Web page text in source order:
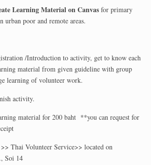
Learning Material on Canvasfor primary
urban poor and remote areas.
/Introduction to activity, get to know each
material from given guideline with group
learning of volunteer work.
activity.
material for 200 baht **you can request for
>> Thai Volunteer Service>> located on
Soi 14